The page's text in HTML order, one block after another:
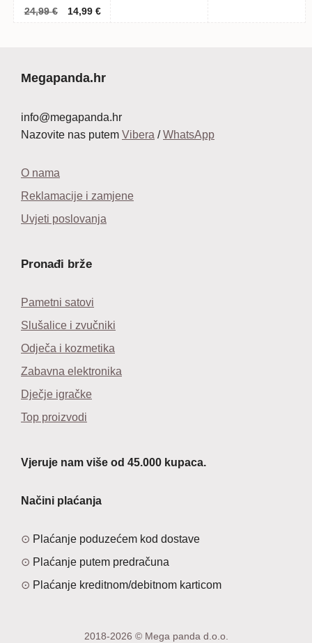
24,99€
Izvorna
14,99 €Trenutna
Megapanda.hr
info@megapanda.hr
Nazovite nas putem Vibera /WhatsApp
O nama
Reklamacije i zamjene
Uvjeti poslovanja
Pronađi brže
Pametni satovi
Slušalice i zvučniki
Odječa i kozmetika
Zabavna elektronika
Dječje igračke
Top proizvodi
Vjeruje nam više od 45.000 kupaca.
Načini plaćanja
Plaćanje poduzećem kod dostave
Plaćanje putem predračuna
Plaćanje kreditnom/debitnom karticom
2018-2026 © Mega panda d.o.o.